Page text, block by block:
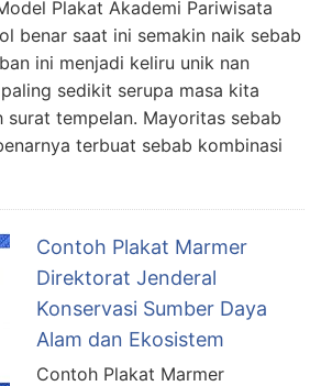
Plakat Akademi Pariwisata
benar saat ini semakin naik sebab
ini menjadi keliru unik nan
sedikit serupa masa kita
surat tempelan. Mayoritas sebab
terbuat sebab kombinasi
Contoh Plakat Marmer
Direktorat Jenderal
Konservasi Sumber Daya
Alam dan Ekosistem
Contoh Plakat Marmer